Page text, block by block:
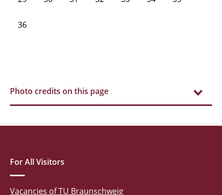
36
Photo credits on this page
For All Visitors
Vacancies of TU Braunschweig